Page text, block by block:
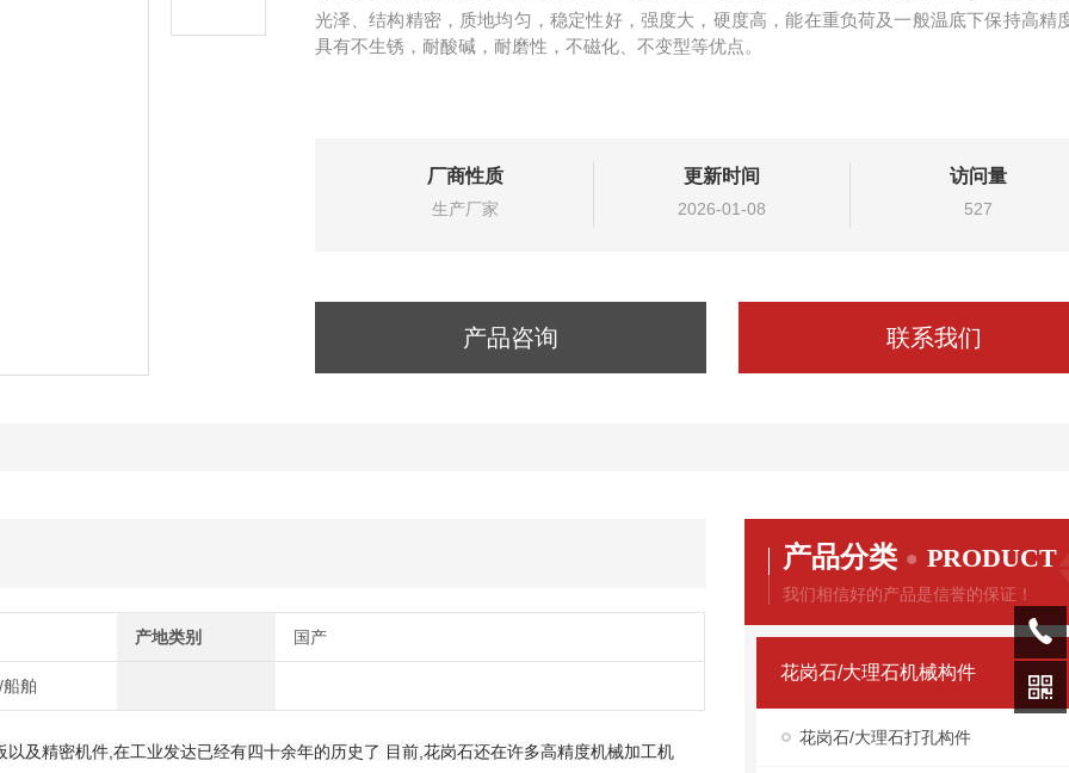
光泽、结构精密，质地均匀，稳定性好，强度大，硬度高，能在重负荷及一般温底下保持高精
具有不生锈，耐酸碱，耐磨性，不磁化、不变型等优点。
厂商性质
生产厂家
更新时间
2026-01-08
访问量
527
产品咨询 联系我们
产地类别 国产
舶
及精密机件,在工业发达已经有四十余年的历史了 目前,花岗石还在许多高精度机械加工机
产品分类 PRODUCT
我们相信好的产品是信誉的保证！
花岗石/大理石机械构件
花岗石/大理石打孔构件